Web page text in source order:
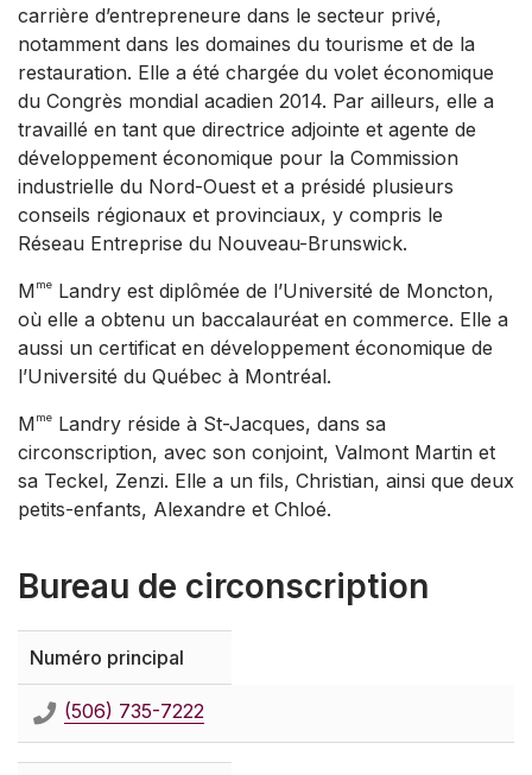
carrière d’entrepreneure dans le secteur privé,
notamment dans les domaines du tourisme et de la
restauration. Elle a été chargée du volet économique
du Congrès mondial acadien 2014. Par ailleurs, elle a
travaillé en tant que directrice adjointe et agente de
développement économique pour la Commission
industrielle du Nord-Ouest et a présidé plusieurs
conseils régionaux et provinciaux, y compris le
Réseau Entreprise du Nouveau-Brunswick.
Mme Landry est diplômée de l’Université de Moncton,
où elle a obtenu un baccalauréat en commerce. Elle a
aussi un certificat en développement économique de
l’Université du Québec à Montréal.
Mme Landry réside à St-Jacques, dans sa
circonscription, avec son conjoint, Valmont Martin et
sa Teckel, Zenzi. Elle a un fils, Christian, ainsi que deux
petits-enfants, Alexandre et Chloé.
Bureau de circonscription
Numéro principal
(506) 735-7222